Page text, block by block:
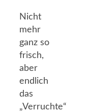
Nicht
mehr
ganz so
frisch,
aber
endlich
das
„Verruchte“